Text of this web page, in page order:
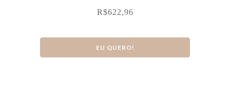
R$622,96
EU QUERO!